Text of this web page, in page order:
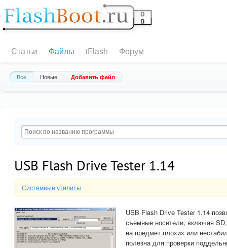
Статьи Файлы iFlash Форум
Все Новые Добавить файл
USB Flash Drive Tester 1.14
Системные утилиты
USB Flash Drive Tester 1.14
съемные носители, включая
на предмет плохих или
полезна для проверки